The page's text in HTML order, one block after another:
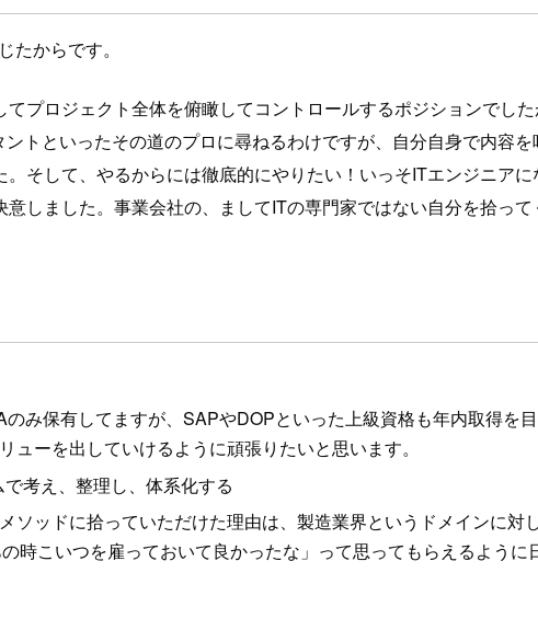
からです。
プロジェクト全体を俯瞰してコントロールするポジションでし
トといったその道のプロに尋ねるわけですが、自分自身で内容
そして、やるからには徹底的にやりたい！いっそITエンジニア
しました。事業会社の、ましてITの専門家ではない自分を拾って
み保有してますが、SAPやDOPといった上級資格も年内取得を
ーを出していけるように頑張りたいと思います。
考え、整理し、体系化する
ソッドに拾っていただけた理由は、製造業界というドメインに
時こいつを雇っておいて良かったな」って思ってもらえるように